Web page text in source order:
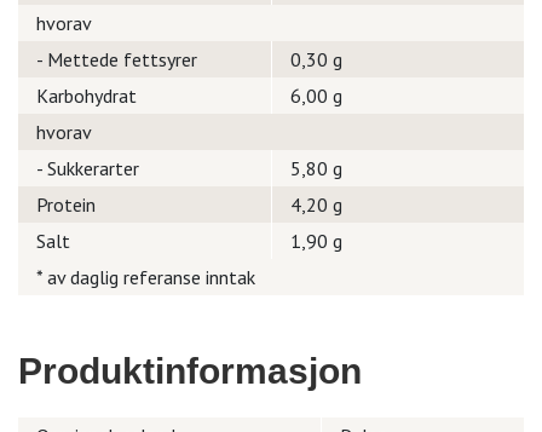
hvorav
- Mettede fettsyrer
0,30 g
Karbohydrat
6,00 g
hvorav
- Sukkerarter
5,80 g
Protein
4,20 g
Salt
1,90 g
* av daglig referanse inntak
Produktinformasjon